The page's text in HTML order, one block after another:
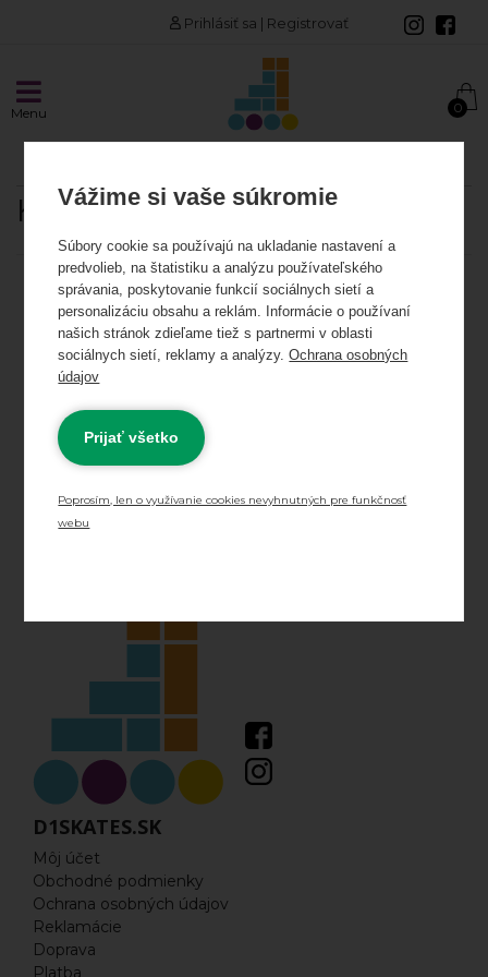
Prihlásiť sa | Registrovať
Menu 0
KROM
Kategória:
Cena od - do:
Skladom Novinky
D1SKATES.SK
Môj účet
Obchodné podmienky
Ochrana osobných údajov
Reklamácie
Doprava
Platba
Korčule
Kolieska
Ložiská a spacery
Vložky, linery
Príslušenstvo pre dvojradové korčule
Dvojradové korčule
Rekreačné
Ľadový Hokej
FREESTYLE KOLOBEŽKY
Vážime si vaše súkromie
Súbory cookie sa používajú na ukladanie nastavení a
predvolieb, na štatistiku a analýzu používateľského
správania, poskytovanie funkcií sociálnych sietí a
personalizáciu obsahu a reklám. Informácie o používaní
našich stránok zdieľame tiež s partnermi v oblasti
sociálnych sietí, reklamy a analýzy.Ochrana osobných
údajov
Prijať všetko
Poprosím, len o využívanie cookies nevyhnutných pre funkčnosť
webu